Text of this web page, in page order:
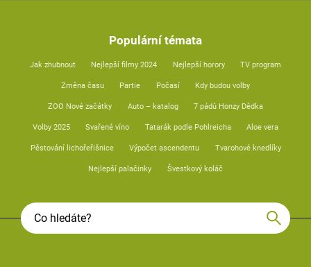
Populární témata
Jak zhubnout Nejlepší filmy 2024 Nejlepší horory TV program
Změna času Partie Počasí Kdy budou volby
ZOO Nové začátky Auto – katalog 7 pádů Honzy Dědka
Volby 2025 Svařené víno Tatarák podle Pohlreicha Aloe vera
Pěstování lichořeřišnice Výpočet ascendentu Tvarohové knedlíky
Nejlepší palačinky Švestkový koláč